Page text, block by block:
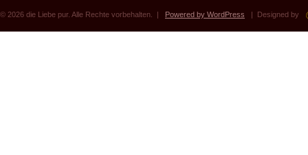
© 2026 die Liebe pur. Alle Rechte vorbehalten. | Powered by WordPress | Designed by